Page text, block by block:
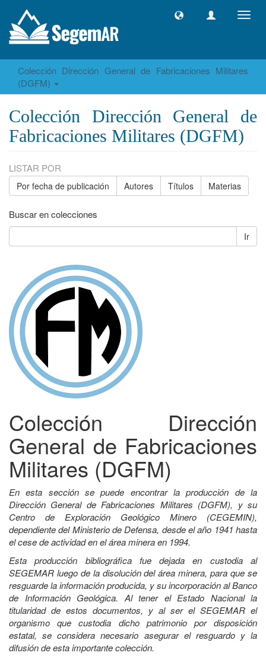
Colección Dirección General de Fabricaciones Militares
(DGFM)
Colección Dirección General de
Fabricaciones Militares (DGFM)
LISTAR POR
Por fecha de publicación Autores Títulos Materias
Buscar en colecciones
Ir
Colección Dirección
General de Fabricaciones
Militares (DGFM)
En esta sección se puede encontrar la producción de la
Dirección General de Fabricaciones Militares (DGFM), y su
Centro de Exploración Geológico Minero (CEGEMIN),
dependiente del Ministerio de Defensa, desde el año 1941 hasta
el cese de actividad en el área minera en 1994.
Esta producción bibliográfica fue dejada en custodia al
SEGEMAR luego de la disolución del área minera, para que se
resguarde la información producida, y su incorporación al Banco
de Información Geológica. Al tener el Estado Nacional la
titularidad de estos documentos, y al ser el SEGEMAR el
organismo que custodia dicho patrimonio por disposición
estatal, se considera necesario asegurar el resguardo y la
difusión de esta importante colección.